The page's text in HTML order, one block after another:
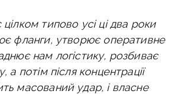
типово усі ці два роки
фланги, утворює оперативне
нам логістику, розбиває
а потім після концентрації
масований удар, і власне